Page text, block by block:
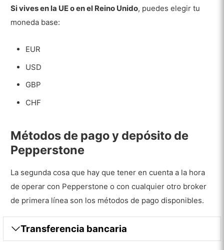
Si vives en la UE o en el Reino Unido, puedes elegir tu
moneda base:
EUR
USD
GBP
CHF
Métodos de pago y depósito de
Pepperstone
La segunda cosa que hay que tener en cuenta a la hora
de operar con Pepperstone o con cualquier otro broker
de primera línea son los métodos de pago disponibles.
Transferencia bancaria